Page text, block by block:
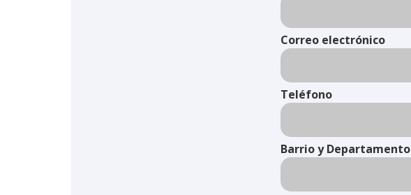
Correo electrónico
Teléfono
Barrio y Departamento